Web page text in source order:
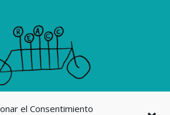
el Consentimiento